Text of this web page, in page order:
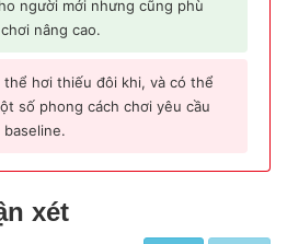
người mới nhưng cũng phù
nâng cao.
thể hơi thiếu đôi khi, và có thể
số phong cách chơi yêu cầu
xét